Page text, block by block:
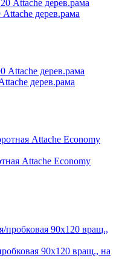
дерев.рама
дерев.рама
Attache Economy
90х120 вращ., на